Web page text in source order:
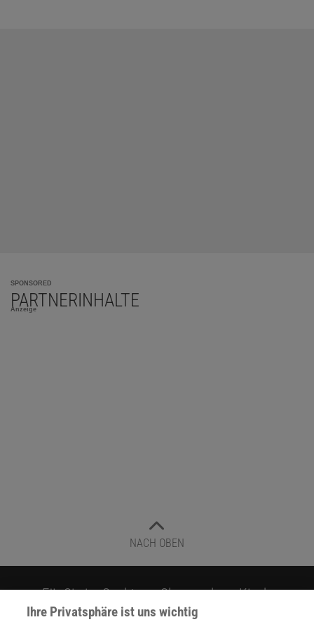
SPONSORED
PARTNERINHALTE
Anzeige
NACH OBEN
Für Sie im Spektrum-Shop und am Kiosk:
Ihre Privatsphäre ist uns wichtig